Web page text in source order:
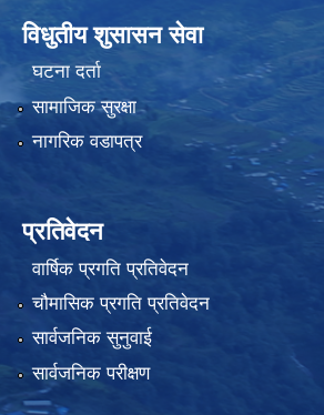
विधुतीय शुसासन सेवा
घटना दर्ता
सामाजिक सुरक्षा
नागरिक वडापत्र
प्रतिवेदन
वार्षिक प्रगति प्रतिवेदन
चौमासिक प्रगति प्रतिवेदन
सार्वजनिक सुनुवाई
सार्वजनिक परीक्षण